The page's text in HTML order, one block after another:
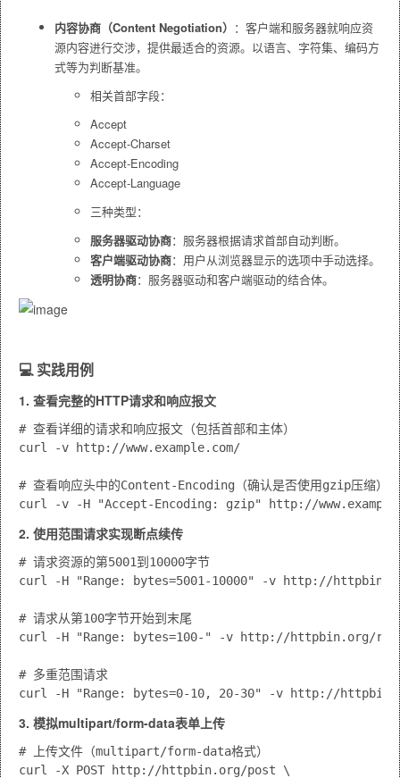
内容协商（Content Negotiation） ：客户端和服务器就响应资
源内容进行交涉，提供最适合的资源。以语言、字符集、编码方
式等为判断基准。
相关首部字段：
Accept
Accept-Charset
Accept-Encoding
Accept-Language
三种类型：
服务器驱动协商：服务器根据请求首部自动判断。
客户端驱动协商：用户从浏览器显示的选项中手动选择。
透明协商：服务器驱动和客户端驱动的结合体。
💻实践用例
1. 查看完整的HTTP请求和响应报文
# 查看详细的请求和响应报文（包括首部和主体）
curl -v http://www.example.com/
# 查看响应头中的Content-Encoding（确认是否使用gzip压缩）
curl -v -H "Accept-Encoding: gzip" http://
2. 使用范围请求实现断点续传
# 请求资源的第5001到10000字节
curl -H "Range: bytes=5001-10000" -v http://
# 请求从第100字节开始到末尾
curl -H "Range: bytes=100-" -v http://httpbin.org/
# 多重范围请求
curl -H "Range: bytes=0-10, 20-30" -v http://
3. 模拟multipart/form-data表单上传
# 上传文件（multipart/form-data格式）
curl -X POST http://httpbin.org/post \